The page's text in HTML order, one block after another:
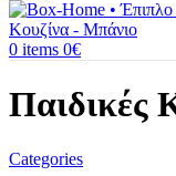
0 items 0€
Παιδικές
Categories